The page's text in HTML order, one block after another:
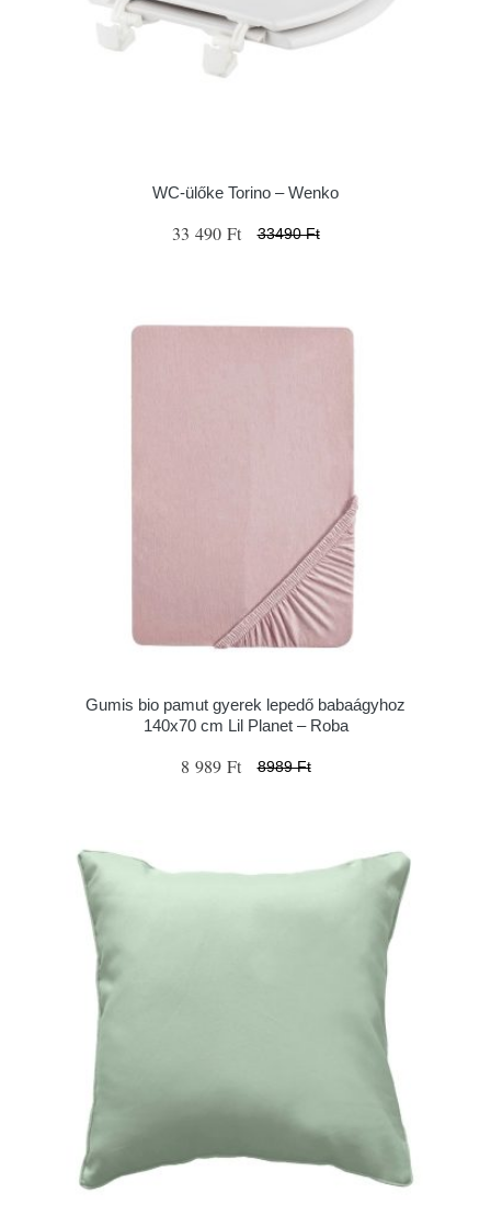
WC-ülőke Torino – Wenko
33 490 Ft 33490 Ft
Gumis bio pamut gyerek lepedő babaágyhoz
140x70 cm Lil Planet – Roba
8 989 Ft 8989 Ft